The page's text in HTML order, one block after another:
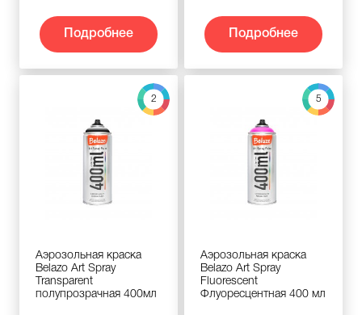
Подробнее Подробнее
2
Аэрозольная краска
Belazo Art Spray
Transparent
полупрозрачная 400мл
5
Аэрозольная краска
Belazo Art Spray
Fluorescent
Флуоресцентная 400 мл